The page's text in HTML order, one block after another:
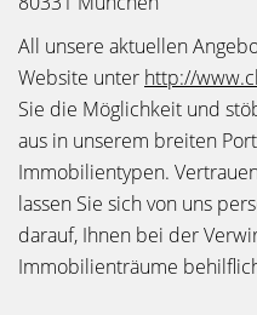
All unsere aktuellen
Website unter http://
Sie die Möglichkeit und
aus in unserem breiten
Immobilientypen.
lassen Sie sich von uns
darauf, Ihnen bei der
Immobilienträume